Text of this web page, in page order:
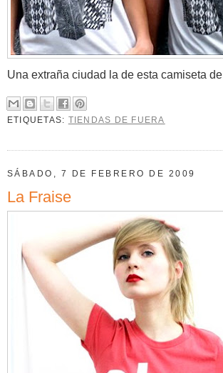
Una extraña ciudad la de esta camiseta de
ETIQUETAS: TIENDAS DE FUERA
SÁBADO, 7 DE FEBRERO DE 2009
La Fraise